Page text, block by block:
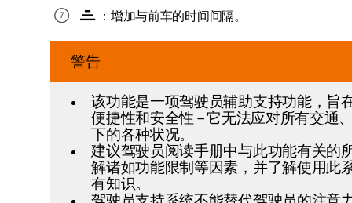
：增加与前车的时间间隔。
警告
该功能是一项驾驶员辅助支持功能，旨
便捷性和安全性 – 它无法应对所有交通
下的各种状况。
建议驾驶员阅读手册中与此功能有关的
解诸如功能限制等因素，并了解使用此
有知识。